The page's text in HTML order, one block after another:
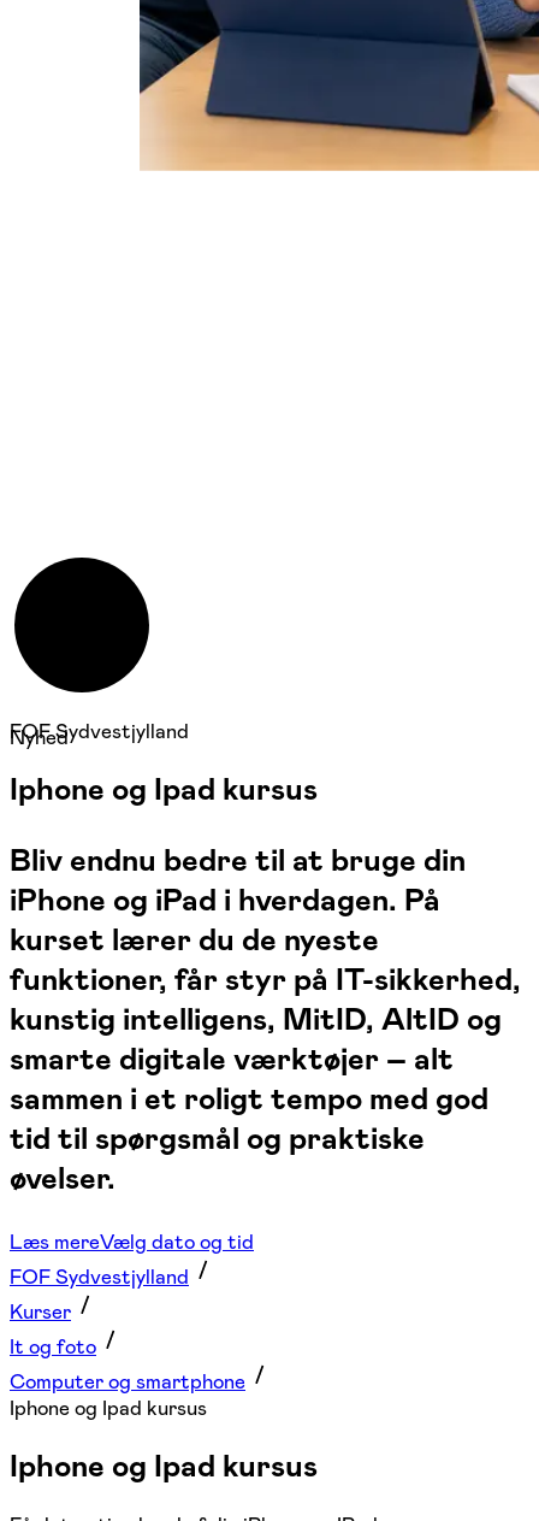
Nyhed
FOF Sydvestjylland
Iphone og Ipad kursus
Bliv endnu bedre til at bruge din
iPhone og iPad i hverdagen. På
kurset lærer du de nyeste
funktioner, får styr på IT-sikkerhed,
kunstig intelligens, MitID, AltID og
smarte digitale værktøjer – alt
sammen i et roligt tempo med god
tid til spørgsmål og praktiske
øvelser.
Læs mereVælg dato og tid
FOF Sydvestjylland
Kurser
It og foto
Computer og smartphone
Iphone og Ipad kursus
Iphone og Ipad kursus